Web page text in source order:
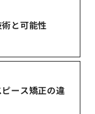
と可能性
ース矯正の違